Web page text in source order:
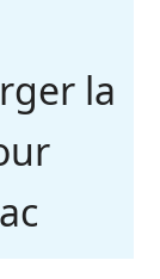
la